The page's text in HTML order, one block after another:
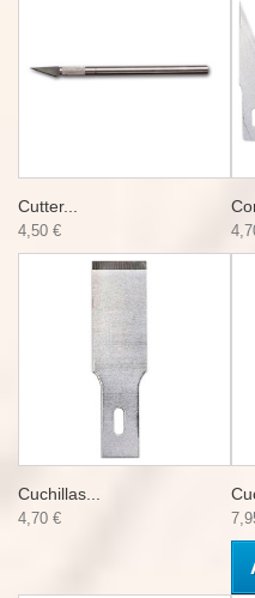
Cutter...
4,50 €
Cuchillas...
4,70 €